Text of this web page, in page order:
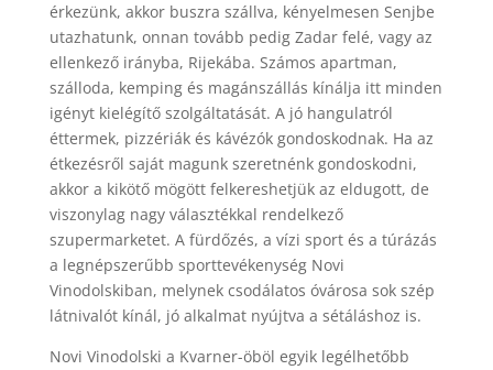
érkezünk, akkor buszra szállva, kényelmesen Senjbe
utazhatunk, onnan tovább pedig Zadar felé, vagy az
ellenkező irányba, Rijekába. Számos apartman,
szálloda, kemping és magánszállás kínálja itt minden
igényt kielégítő szolgáltatását. A jó hangulatról
éttermek, pizzériák és kávézók gondoskodnak. Ha az
étkezésről saját magunk szeretnénk gondoskodni,
akkor a kikötő mögött felkereshetjük az eldugott, de
viszonylag nagy választékkal rendelkező
szupermarketet. A fürdőzés, a vízi sport és a túrázás
a legnépszerűbb sporttevékenység Novi
Vinodolskiban, melynek csodálatos óvárosa sok szép
látnivalót kínál, jó alkalmat nyújtva a sétáláshoz is.
Novi Vinodolski a Kvarner-öböl egyik legélhetőbb